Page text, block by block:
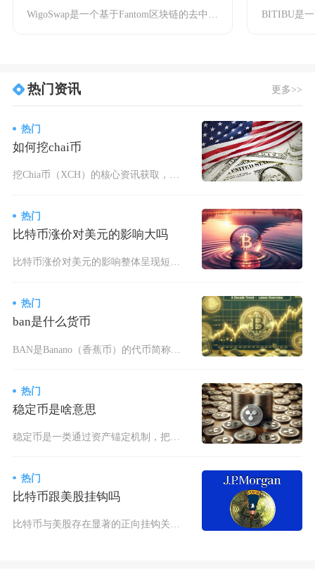
热门资讯 更多>>
热门
如何挖chai币
热门
比特币涨价对美元的影响大吗
比特币涨价对美元的影响整体呈现短期有限、长期存在结构性压力的特征，短期难以撼动美元核心地位
热门
ban是什么货币
BAN是Banano（香蕉币）的代币简称，是一种诞生于2018年4月1日的第四代加密货币，
热门
稳定币是啥意思
稳定币是一类通过资产锚定机制，把价格长期维持在固定价位的加密代币，市场绝大多数稳定币锚定美
热门
比特币跟美股挂钩吗